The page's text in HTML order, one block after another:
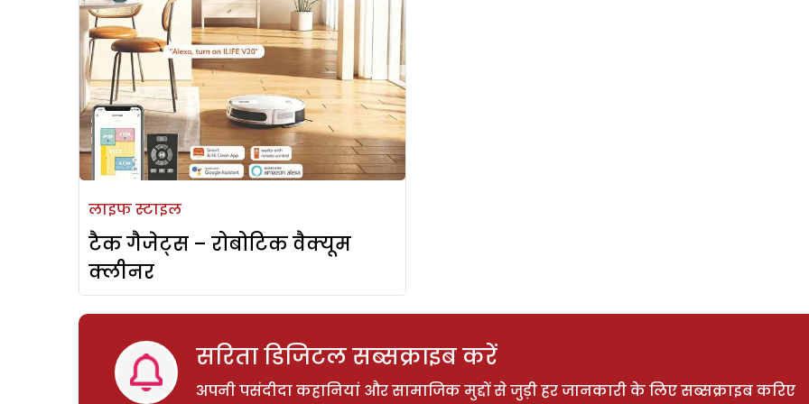
लाइफ स्टाइल
टैक गैजेट्स – रोबोटिक वैक्यूम
क्लीनर
सरिता डिजिटल सब्सक्राइब करें
अपनी पसंदीदा कहानियां और सामाजिक मुद्दों से जुड़ी हर जानकारी के लिए सब्सक्राइब करिए